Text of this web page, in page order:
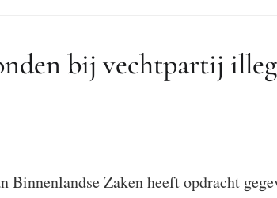
bij vechtpartij
Zaken heeft opdracht